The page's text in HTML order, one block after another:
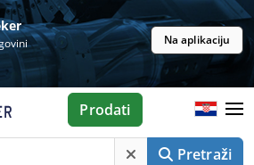
Na aplikaciju
Pretraži
Prodati